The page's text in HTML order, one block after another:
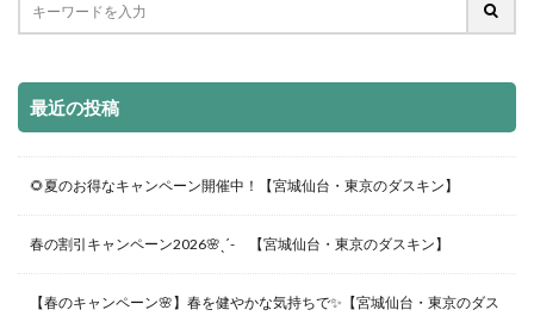
最近の投稿
🌻夏のお得なキャンペーン開催中！【宮城仙台・東京のダスキン】
春の割引キャンペーン2026🌸ˎˊ- 【宮城仙台・東京のダスキン】
【春のキャンペーン🌸】春を健やかな気持ちで✨【宮城仙台・東京のダス